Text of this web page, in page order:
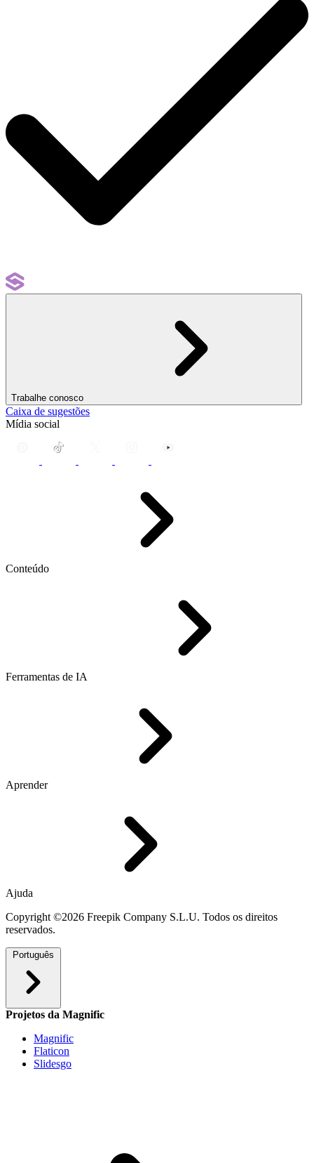
Trabalhe conosco
Caixa de sugestões
Mídia social
Conteúdo
Ferramentas de IA
Aprender
Ajuda
Copyright ©2026 Freepik Company S.L.U. Todos os direitos
reservados.
Português
Projetos da Magnific
Magnific
Flaticon
Slidesgo